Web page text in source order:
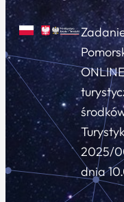
2025/
dnia